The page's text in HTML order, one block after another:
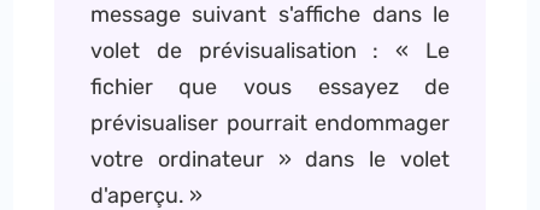
message suivant s'affiche dans le
volet de prévisualisation : « Le
fichier que vous essayez de
prévisualiser pourrait endommager
votre ordinateur » dans le volet
d'aperçu. »